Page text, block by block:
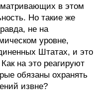
в этом
Но такие же
не на
уровне,
Штатах, и это
на это реагируют
обязаны охранять
извне?